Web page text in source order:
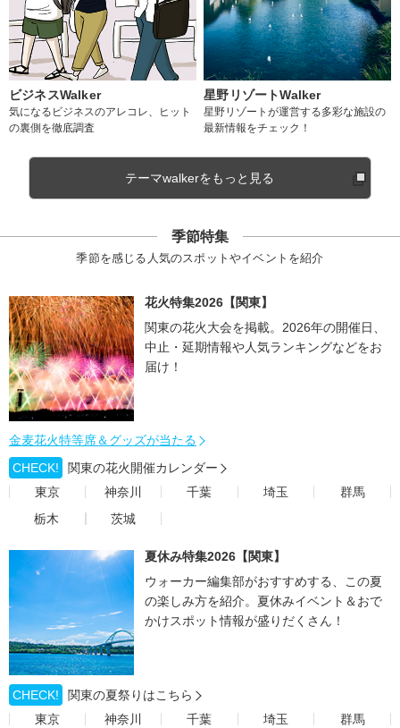
ビジネスWalker
気になるビジネスのアレコレ、ヒット
の裏側を徹底調査
星野リゾートWalker
星野リゾートが運営する多彩な施設の
最新情報をチェック！
テーマwalkerをもっと見る
季節特集
季節を感じる人気のスポットやイベントを紹介
花火特集2026【関東】
関東の花火大会を掲載。2026年の開催日、
中止・延期情報や人気ランキングなどをお
届け！
金麦花火特等席＆グッズが当たる
CHECK!
関東の花火開催カレンダー
東京
神奈川 千葉 埼玉
群馬
栃木
茨城
夏休み特集2026【関東】
ウォーカー編集部がおすすめする、この夏
の楽しみ方を紹介。夏休みイベント＆おで
かけスポット情報が盛りだくさん！
CHECK!
関東の夏祭りはこちら
東京
神奈川 千葉 埼玉
群馬